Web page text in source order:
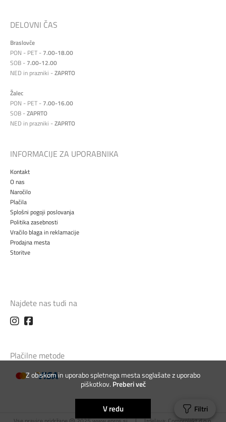
Filtri
DELOVNI ČAS
Braslovče
PON - PET - 7.00-18.00
SOB - 7.00-12.00
NED in prazniki -ZAPRTO
Žalec
PON - PET - 7.00-16.00
SOB -ZAPRTO
NED in prazniki -ZAPRTO
INFORMACIJE ZA UPORABNIKA
Kontakt
O nas
Naročilo
Plačila
Splošni pogoji poslovanja
Politika zasebnosti
Vračilo blaga in reklamacije
Prodajna mesta
Storitve
Najdete nas tudi na
Plačilne metode
Z obiskom in uporabo spletnega mesta soglašate z uporabo
piškotkov. Preberi več
V redu